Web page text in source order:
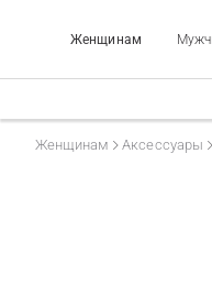
Женщинам
Женщинам Аксессуары